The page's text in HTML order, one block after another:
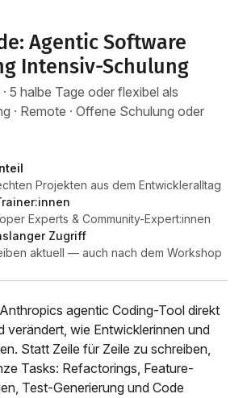
Agentic Software
Intensiv-Schulung
5 halbe Tage oder flexibel als
· Remote · Offene Schulung oder
Projekten aus dem Entwickleralltag
Experts & Community-Expert:innen
Zugriff
aktuell — auch nach dem Workshop
agentic Coding-Tool direkt
verändert, wie Entwicklerinnen und
Statt Zeile für Zeile zu schreiben,
Tasks: Refactorings, Feature-
Test-Generierung und Code